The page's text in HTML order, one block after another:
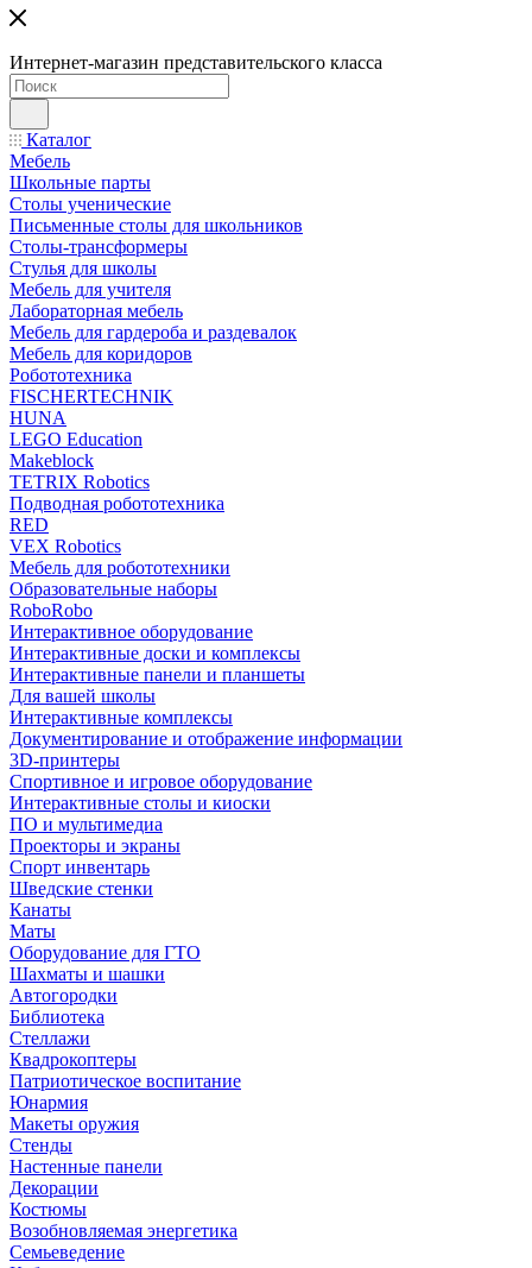
Интернет-магазин представительского класса
Каталог
Мебель
Школьные парты
Столы ученические
Письменные столы для школьников
Столы-трансформеры
Стулья для школы
Мебель для учителя
Лабораторная мебель
Мебель для гардероба и раздевалок
Мебель для коридоров
Робототехника
FISCHERTECHNIK
HUNA
LEGO Education
Makeblock
TETRIX Robotics
Подводная робототехника
RED
VEX Robotics
Мебель для робототехники
Образовательные наборы
RoboRobo
Интерактивное оборудование
Интерактивные доски и комплексы
Интерактивные панели и планшеты
Для вашей школы
Интерактивные комплексы
Документирование и отображение информации
3D-принтеры
Спортивное и игровое оборудование
Интерактивные столы и киоски
ПО и мультимедиа
Проекторы и экраны
Спорт инвентарь
Шведские стенки
Канаты
Маты
Оборудование для ГТО
Шахматы и шашки
Автогородки
Библиотека
Стеллажи
Квадрокоптеры
Патриотическое воспитание
Юнармия
Макеты оружия
Стенды
Настенные панели
Декорации
Костюмы
Возобновляемая энергетика
Семьеведение